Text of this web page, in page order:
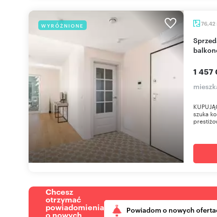
WYRÓŻNIONE 76,42
Sprzedam nowoczesne 4-pokojowe mieszkanie z
1 457
szuka
Chcesz
otrzymać
powiadomienia
o nowych Powiadom o nowych